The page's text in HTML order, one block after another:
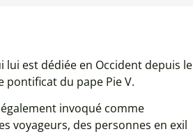
lui est dédiée en Occident depuis le
pontificat du pape Pie V.
invoqué comme
voyageurs, des personnes en exil